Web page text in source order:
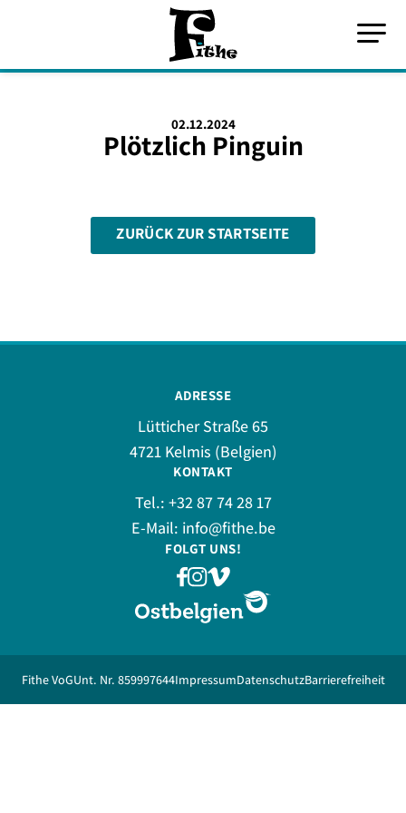
02.12.2024
Plötzlich Pinguin
ZURÜCK ZUR STARTSEITE
ADRESSE
Lütticher Straße 65
4721 Kelmis (Belgien)
KONTAKT
Tel.: +32 87 74 28 17
E-Mail: info@fithe.be
FOLGT UNS!
Fithe VoGUnt. Nr. 859997644ImpressumDatenschutzBarrierefreiheit